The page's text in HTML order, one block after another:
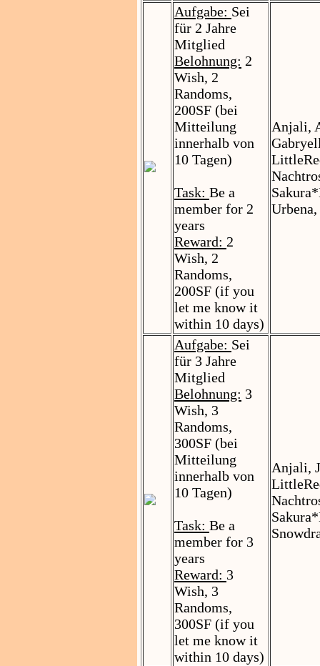
Aufgabe: Sei
für 2 Jahre
Mitglied
Belohnung: 2
Wish, 2
Randoms,
200SF (bei
Mitteilung
innerhalb von
10 Tagen)
Task: Be a
member for 2
years
Reward: 2
Wish, 2
Randoms,
200SF (if you
let me know it
within 10 days)
Anjali,
Aufgabe: Sei
für 3 Jahre
Mitglied
Belohnung: 3
Wish, 3
Randoms,
300SF (bei
Mitteilung
innerhalb von
10 Tagen)
Task: Be a
member for 3
years
Reward: 3
Wish, 3
Randoms,
300SF (if you
let me know it
within 10 days)
Anjali,